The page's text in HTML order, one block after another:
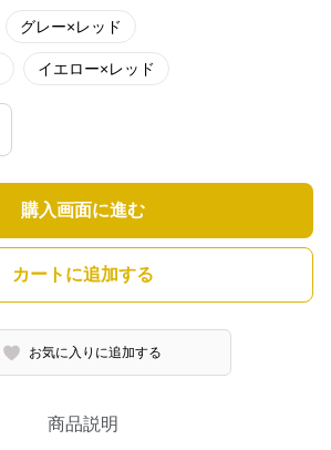
グレー×レッド
イエロー×レッド
購入画面に進む
カートに追加する
お気に入りに追加する
商品説明